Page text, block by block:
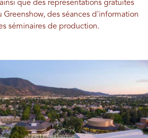
que des représentations gratuites
des séances d'information
séminaires de production.